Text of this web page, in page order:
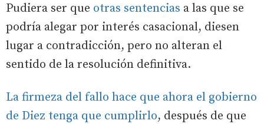
Pudiera ser que otras sentencias a las que se
podría alegar por interés casacional, diesen
lugar a contradicción, pero no alteran el
sentido de la resolución definitiva.
La firmeza del fallo hace que ahora el gobierno
de Diez tenga que cumplirlo, después de que